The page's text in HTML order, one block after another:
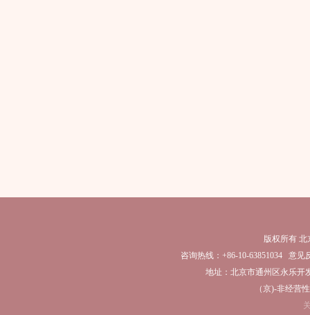
版权所有
咨询热线：+86-10-63851034 意见
地址：北京市通州区永乐开
（京)-非经营